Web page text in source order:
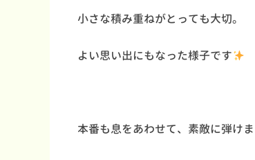
小さな積み重ねがとっても大切。
よい思い出にもなった様子です
本番も息をあわせて、素敵に弾け